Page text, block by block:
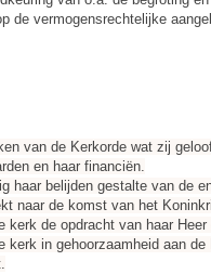
de vermogensrechtelijke
van de Kerkorde wat zij
en haar financiën.
haar belijden gestalte van de
naar de komst van het
de opdracht van haar
in gehoorzaamheid aan